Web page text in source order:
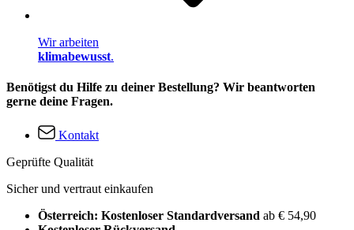
Wir arbeiten
klimabewusst.
Benötigst du Hilfe zu deiner Bestellung? Wir beantworten
gerne deine Fragen.
Kontakt
Geprüfte Qualität
Sicher und vertraut einkaufen
Österreich: Kostenloser Standardversand ab € 54,90